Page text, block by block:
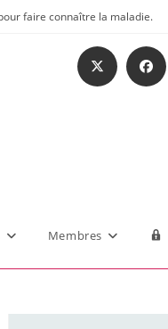
faire connaître la maladie.
Membres